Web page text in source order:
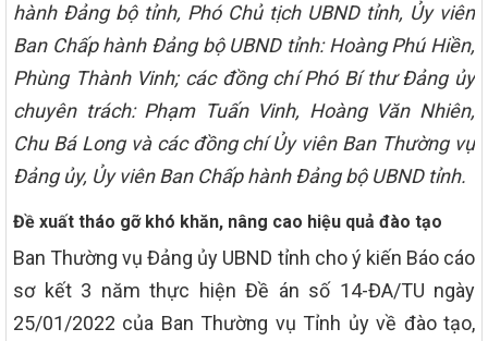
hành Đảng bộ tỉnh, Phó Chủ tịch UBND tỉnh, Ủy viên
Ban Chấp hành Đảng bộ UBND tỉnh: Hoàng Phú Hiền,
Phùng Thành Vinh; các đồng chí Phó Bí thư Đảng ủy
chuyên trách: Phạm Tuấn Vinh, Hoàng Văn Nhiên,
Chu Bá Long và các đồng chí Ủy viên Ban Thường vụ
Đảng ủy, Ủy viên Ban Chấp hành Đảng bộ UBND tỉnh.
Đề xuất tháo gỡ khó khăn, nâng cao hiệu quả đào tạo
Ban Thường vụ Đảng ủy UBND tỉnh cho ý kiến Báo cáo
sơ kết 3 năm thực hiện Đề án số 14-ĐA/TU ngày
25/01/2022 của Ban Thường vụ Tỉnh ủy về đào tạo,